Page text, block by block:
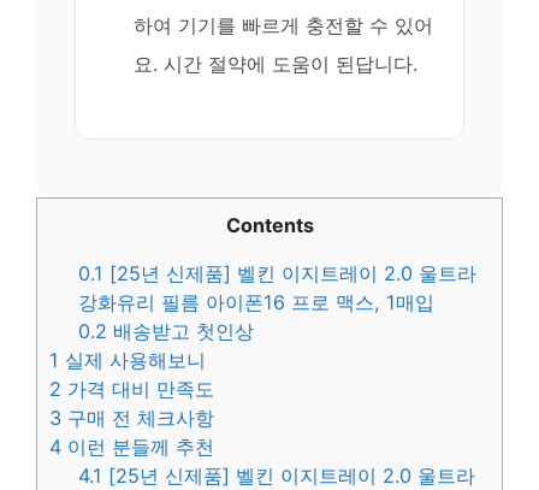
하여 기기를 빠르게 충전할 수 있어
요. 시간 절약에 도움이 된답니다.
Contents
0.1 [25년 신제품] 벨킨 이지트레이 2.0 울트라
강화유리 필름 아이폰16 프로 맥스, 1매입
0.2 배송받고 첫인상
1 실제 사용해보니
2 가격 대비 만족도
3 구매 전 체크사항
4 이런 분들께 추천
4.1 [25년 신제품] 벨킨 이지트레이 2.0 울트라